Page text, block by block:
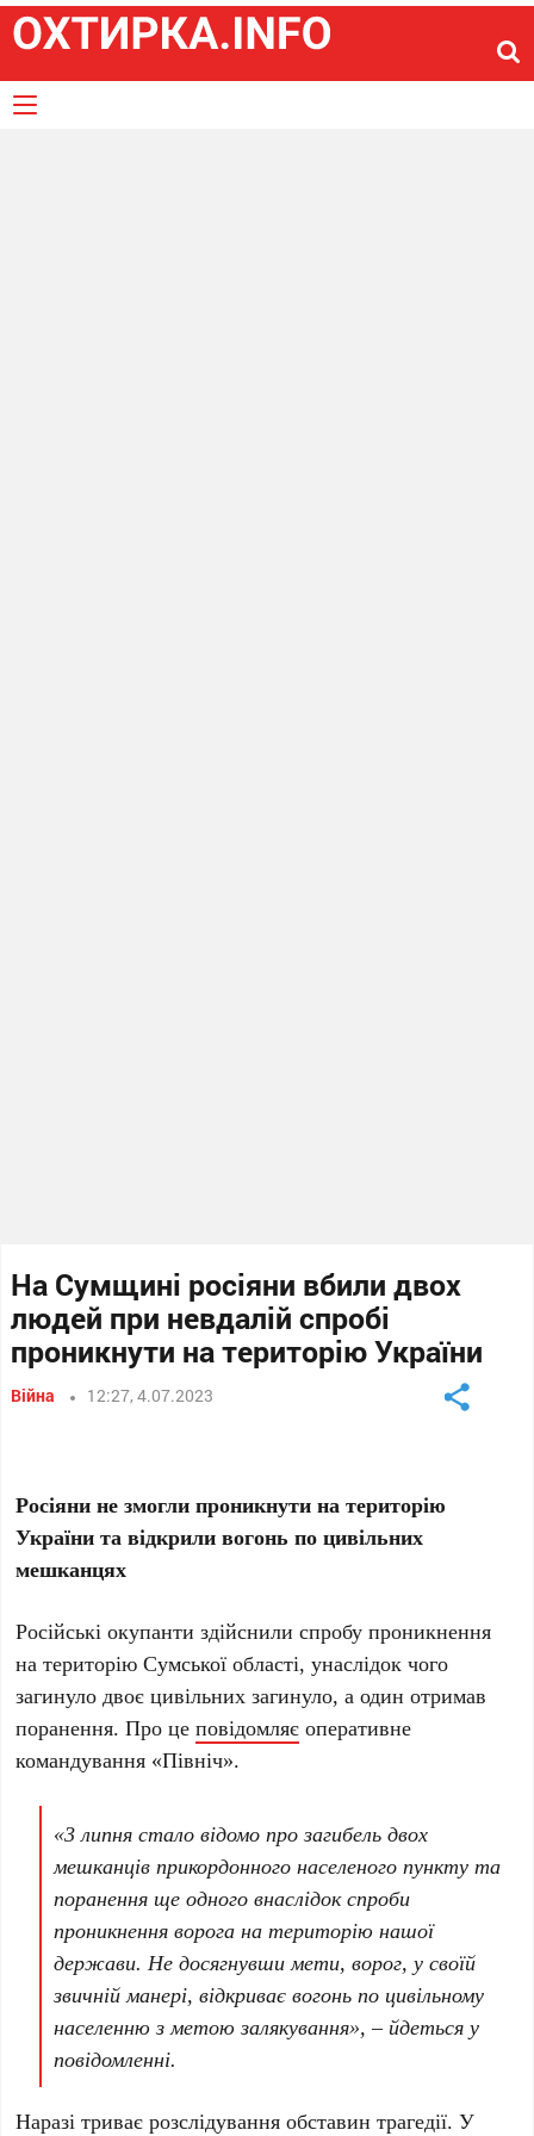
На Сумщині росіяни вбили двох
людей при невдалій спробі
проникнути на територію України
Війна 12:27, 4.07.2023
Росіяни не змогли проникнути на територію
України та відкрили вогонь по цивільних
мешканцях
Російські окупанти здійснили спробу проникнення
на територію Сумської області, унаслідок чого
загинуло двоє цивільних загинуло, а один отримав
поранення. Про цеповідомляє оперативне
командування «Північ».
«3 липня стало відомо про загибель двох
мешканців прикордонного населеного пункту та
поранення ще одного внаслідок спроби
проникнення ворога на територію нашої
держави. Не досягнувши мети, ворог, у своїй
звичній манері, відкриває вогонь по цивільному
населенню з метою залякування», – йдеться у
повідомленні.
Наразі триває розслідування обставин трагедії. У